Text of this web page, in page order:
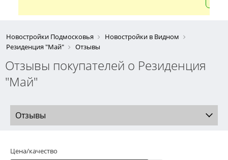
Новостройки Подмосковья
Новостройки в Видном
Резиденция "Май"
Отзывы
Отзывы покупателей о Резиденция
"Май"
Отзывы
Цена/качество